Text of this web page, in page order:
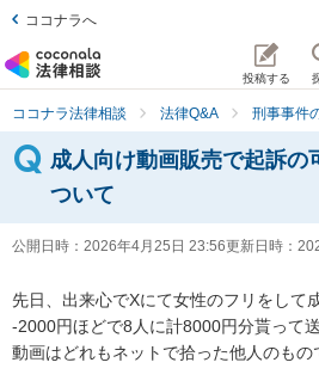
ココナラへ
投稿する
ココナラ法律相談 法律Q&A 刑事事件
成人向け動画販売で起訴の
ついて
公開日時： 2026年4月25日 23:56更新日時：
先日、出来心でXにて女性のフリをして
-2000円ほどで8人に計8000円分貰って
動画はどれもネットで拾った他人のもの